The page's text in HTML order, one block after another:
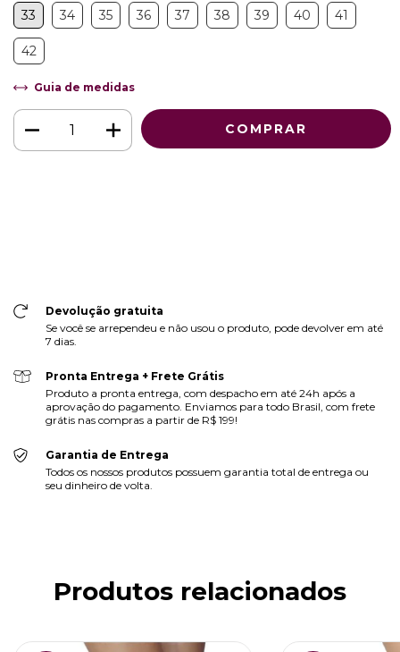
33 34 35 36 37 38 39 40 41
42
Guia de medidas
Devolução gratuita
Se você se arrependeu e não usou o produto, pode devolver em até
7 dias.
Pronta Entrega + Frete Grátis
Produto a pronta entrega, com despacho em até 24h após a
aprovação do pagamento. Enviamos para todo Brasil, com frete
grátis nas compras a partir de R$ 199!
Garantia de Entrega
Todos os nossos produtos possuem garantia total de entrega ou
seu dinheiro de volta.
Produtos relacionados